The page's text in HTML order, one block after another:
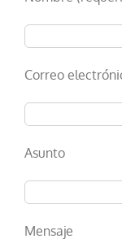
Correo
Asunto
Mensaje